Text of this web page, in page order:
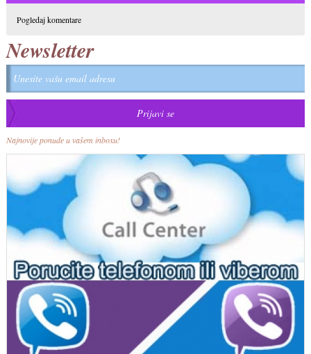
Pogledaj komentare
Newsletter
Najnovije ponude u vašem inboxu!